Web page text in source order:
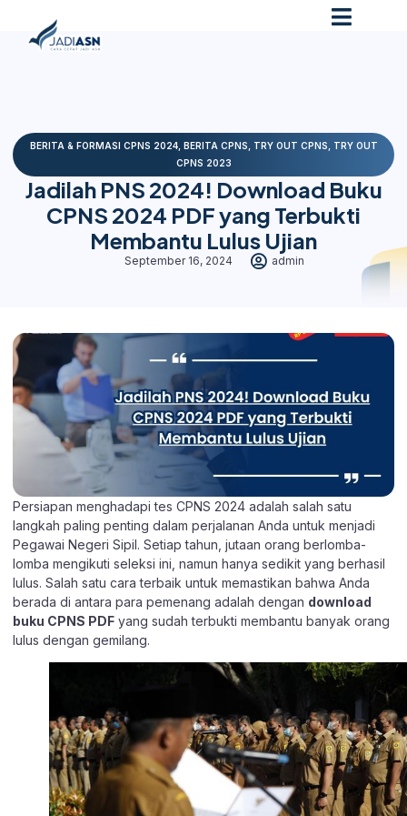
BERITA & FORMASI CPNS 2024, BERITA CPNS TRY OUT CPNS
TRY OUT
CPNS 2023
Jadilah PNS 2024! Download Buku
CPNS 2024 PDF yang Terbukti
Membantu Lulus Ujian
September 16, 2024 admin
Persiapan menghadapi tes CPNS 2024 adalah salah satu
langkah paling penting dalam perjalanan Anda untuk menjadi
Pegawai Negeri Sipil. Setiap tahun, jutaan orang berlomba-
lomba mengikuti seleksi ini, namun hanya sedikit yang berhasil
lulus. Salah satu cara terbaik untuk memastikan bahwa Anda
berada di antara para pemenang adalah dengan download
buku CPNS PDF yang sudah terbukti membantu banyak orang
lulus dengan gemilang.